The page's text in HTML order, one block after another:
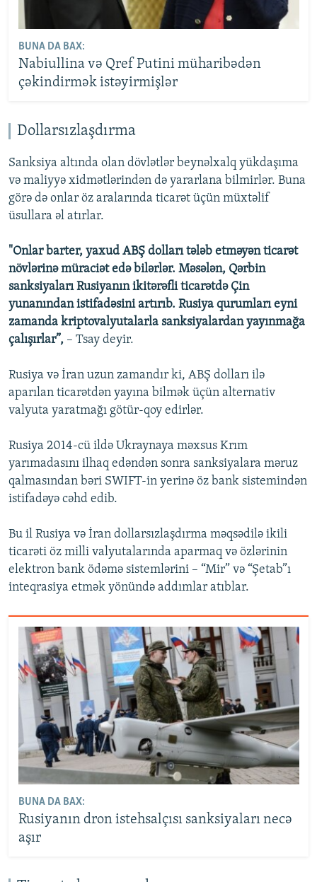
BUNA DA BAX:
Nabiullina və Qref Putini müharibədən
çəkindirmək istəyirmişlər
Dollarsızlaşdırma
Sanksiya altında olan dövlətlər beynəlxalq yükdaşıma
və maliyyə xidmətlərindən də yararlana bilmirlər. Buna
görə də onlar öz aralarında ticarət üçün müxtəlif
üsullara əl atırlar.
"Onlar barter, yaxud ABŞ dolları tələb etməyən ticarət
növlərinə müraciət edə bilərlər. Məsələn, Qərbin
sanksiyaları Rusiyanın ikitərəfli ticarətdə Çin
yunanından istifadəsini artırıb. Rusiya qurumları eyni
zamanda kriptovalyutalarla sanksiyalardan yayınmağa
çalışırlar”, – Tsay deyir.
Rusiya və İran uzun zamandır ki, ABŞ dolları ilə
aparılan ticarətdən yayına bilmək üçün alternativ
valyuta yaratmağı götür-qoy edirlər.
Rusiya 2014-cü ildə Ukraynaya məxsus Krım
yarımadasını ilhaq edəndən sonra sanksiyalara məruz
qalmasından bəri SWIFT-in yerinə öz bank sistemindən
istifadəyə cəhd edib.
Bu il Rusiya və İran dollarsızlaşdırma məqsədilə ikili
ticarəti öz milli valyutalarında aparmaq və özlərinin
elektron bank ödəmə sistemlərini – “Mir” və “Şetab”ı
inteqrasiya etmək yönündə addımlar atıblar.
BUNA DA BAX:
Rusiyanın dron istehsalçısı sanksiyaları necə
aşır